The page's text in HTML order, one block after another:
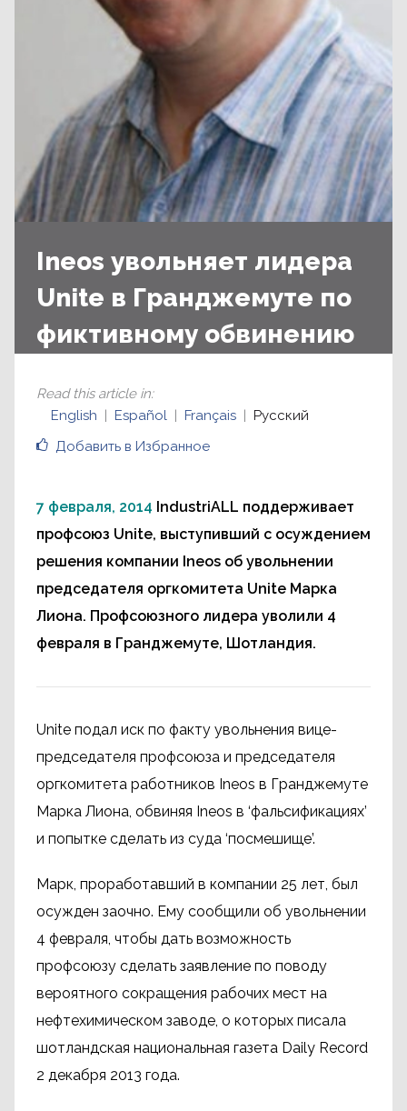
Ineos увольняет лидера
Unite в Гранджемуте по
фиктивному обвинению
Добавить в Избранное
Read this article in:
English
Español Français Русский
7 февраля, 2014 IndustriALL поддерживает
профсоюз Unite, выступивший с осуждением
решения компании Ineos об увольнении
председателя оргкомитета Unite Марка
Лиона. Профсоюзного лидера уволили 4
февраля в Гранджемуте, Шотландия.
Unite подал иск по факту увольнения вице-
председателя профсоюза и председателя
оргкомитета работников Ineos в Гранджемуте
Марка Лиона, обвиняя Ineos в ‘фальсификациях’
и попытке сделать из суда ‘посмешище’.
Марк, проработавший в компании 25 лет, был
осужден заочно. Ему сообщили об увольнении
4 февраля, чтобы дать возможность
профсоюзу сделать заявление по поводу
вероятного сокращения рабочих мест на
нефтехимическом заводе, о которых писала
шотландская национальная газета Daily Record
2 декабря 2013 года.